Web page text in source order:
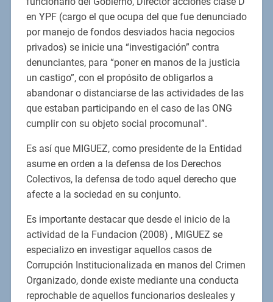
en YPF (cargo el que ocupa del que fue denunciado
por manejo de fondos desviados hacia negocios
privados) se inicie una “investigación” contra
denunciantes, para “poner en manos de la justicia
un castigo”, con el propósito de obligarlos a
abandonar o distanciarse de las actividades de las
que estaban participando en el caso de las ONG
cumplir con su objeto social procomunal”.
Es así que MIGUEZ, como presidente de la Entidad
asume en orden a la defensa de los Derechos
Colectivos, la defensa de todo aquel derecho que
afecte a la sociedad en su conjunto.
Es importante destacar que desde el inicio de la
actividad de la Fundacion (2008) , MIGUEZ se
especializo en investigar aquellos casos de
Corrupción Institucionalizada en manos del Crimen
Organizado, donde existe mediante una conducta
reprochable de aquellos funcionarios desleales y